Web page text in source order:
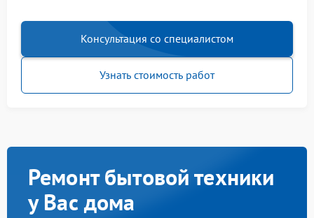
Консультация со специалистом
Узнать стоимость работ
Ремонт бытовой техники
у Вас дома